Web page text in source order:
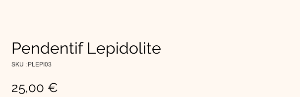
Pendentif Lepidolite
SKU : PLEPI03
25,00 €